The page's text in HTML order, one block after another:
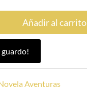
Añadir al carrito
guardo!
Aventuras